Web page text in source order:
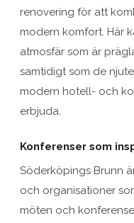
renovering för att
modern komfort. Här
atmosfär som är
samtidigt som de
modern hotell- och
erbjuda.
Konferenser som
Söderköpings Brunn
och organisationer
möten och